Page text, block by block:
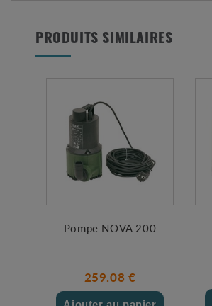
PRODUITS SIMILAIRES
Pompe NOVA 200
259.08 €